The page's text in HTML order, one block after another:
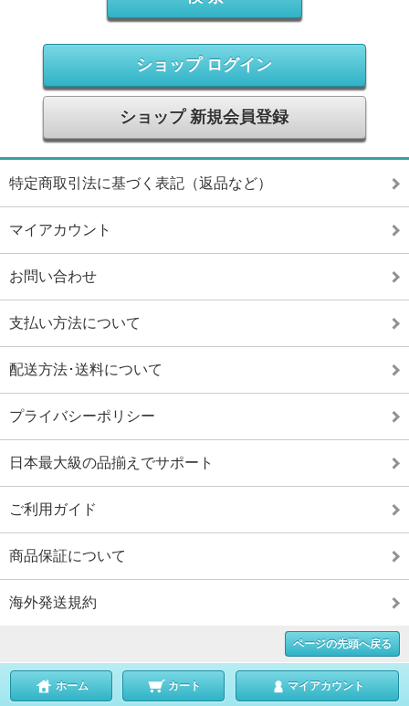
ショップ ログイン
ショップ 新規会員登録
特定商取引法に基づく表記（返品など）
マイアカウント
お問い合わせ
支払い方法について
配送方法･送料について
プライバシーポリシー
日本最大級の品揃えでサポート
ご利用ガイド
商品保証について
海外発送規約
ページの先頭へ戻る
ホーム カート マイアカウント